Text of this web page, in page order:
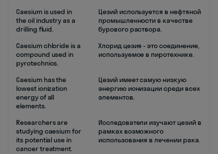
Caesium is used in
the oil industry as a
drilling fluid.
Цезий используется в нефтяной
промышленности в качестве
бурового раствора.
Caesium chloride is a
compound used in
pyrotechnics.
Хлорид цезия - это соединение,
используемое в пиротехнике.
Caesium has the
lowest ionization
energy of all
elements.
Цезий имеет самую низкую
энергию ионизации среди всех
элементов.
Researchers are
studying caesium for
its potential use in
cancer treatment.
Исследователи изучают цезий в
рамках возможного
использования в лечении рака.